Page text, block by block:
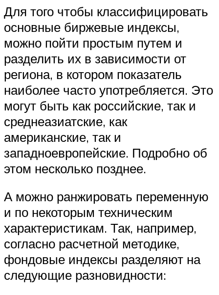
Для того чтобы классифицировать
основные биржевые индексы,
можно пойти простым путем и
разделить их в зависимости от
региона, в котором показатель
наиболее часто употребляется. Это
могут быть как российские, так и
среднеазиатские, как
американские, так и
западноевропейские. Подробно об
этом несколько позднее.
А можно ранжировать переменную
и по некоторым техническим
характеристикам. Так, например,
согласно расчетной методике,
фондовые индексы разделяют на
следующие разновидности: